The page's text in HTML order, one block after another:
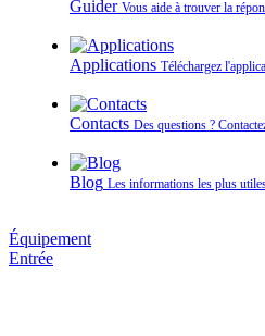
Guider Vous aide à trouver la
Applications Téléchargez
Contacts Des questions ?
Blog Les informations les plus
Équipement
Entrée